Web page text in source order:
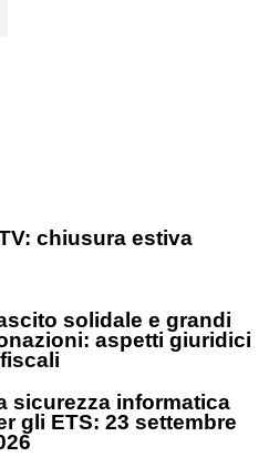
chiusura estiva
solidale e grandi
aspetti giuridici
sicurezza informatica
gli ETS: 23 settembre